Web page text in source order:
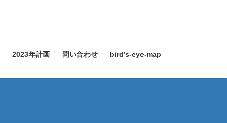
2023年計画 問い合わせ bird’s-eye-map